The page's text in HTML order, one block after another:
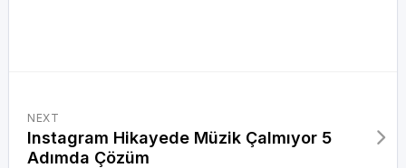
NEXT
Instagram Hikayede Müzik Çalmıyor 5
Adımda Çözüm